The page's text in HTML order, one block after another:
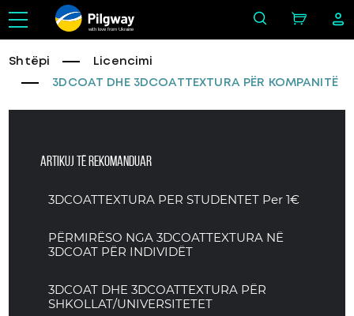
with love from Ukraine
Shtëpi
Licencimi
3DCOAT DHE 3DCOATTEXTURA PËR KOMPANITË
Artikuj të rekomanduar
3DCOATTEXTURA PER STUDENTET Per 1€
PËRMIRËSO NGA 3DCOATTEXTURA NË
3DCOAT PËR INDIVIDËT
3DCOAT DHE 3DCOATTEXTURA PËR
SHKOLLAT/UNIVERSITETET